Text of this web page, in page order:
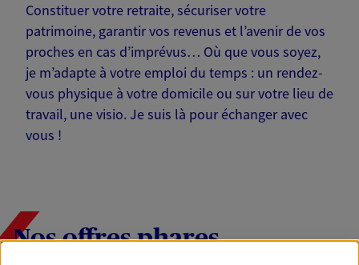
Constituer votre retraite, sécuriser votre
patrimoine, garantir vos revenus et l’avenir de vos
proches en cas d’imprévus… Où que vous soyez,
je m’adapte à votre emploi du temps : un rendez-
vous physique à votre domicile ou sur votre lieu de
travail, une visio. Je suis là pour échanger avec
vous !
Nos offres phares